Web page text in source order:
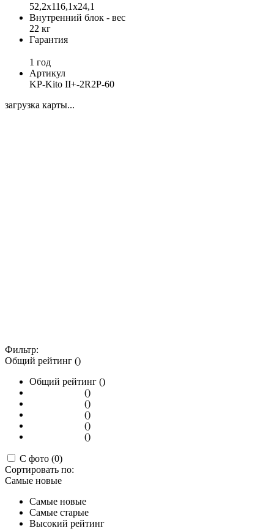
52,2x116,1x24,1
Внутренний блок - вес
22 кг
Гарантия
1 год
Артикул
KP-Kito II+-2R2P-60
загрузка карты...
Фильтр:
Общий рейтинг ()
Общий рейтинг ()
()
()
()
()
()
С фото (0)
Сортировать по:
Самые новые
Самые новые
Самые старые
Высокий рейтинг